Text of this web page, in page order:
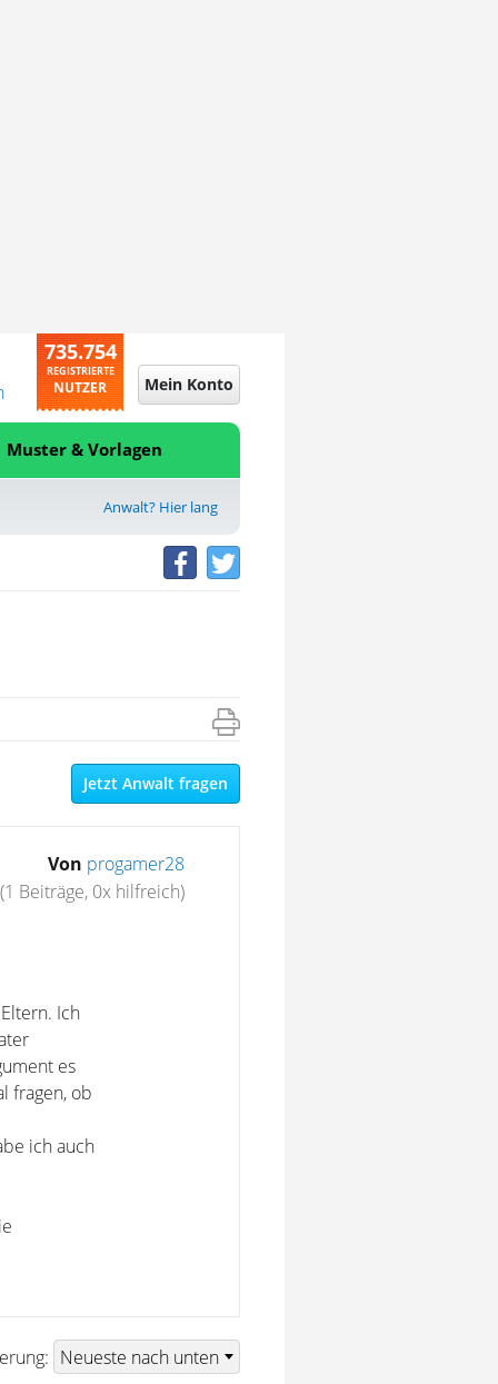
735.754
REGISTRIERTE
NUTZER Mein Konto
Muster & Vorlagen
Anwalt? Hier lang
Jetzt Anwalt fragen
Von progamer28
(1 Beiträge, 0x hilfreich)
Ich
es
fragen, ob
ich auch